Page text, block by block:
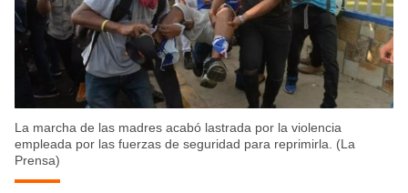
La marcha de las madres acabó lastrada por la violencia
empleada por las fuerzas de seguridad para reprimirla. (La
Prensa)